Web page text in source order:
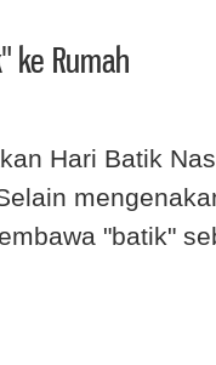
ke Rumah
Hari Batik
"batik"